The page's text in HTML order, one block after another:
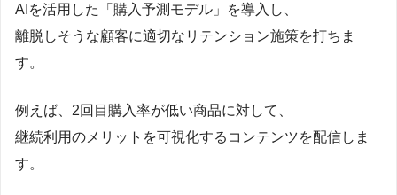
AIを活用した「購入予測モデル」を導入し、
離脱しそうな顧客に適切なリテンション施策を打ちま
す。
例えば、2回目購入率が低い商品に対して、
継続利用のメリットを可視化するコンテンツを配信しま
す。